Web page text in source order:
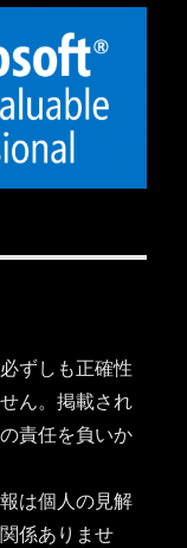
ずしも正確性
ん。掲載され
責任を負いか
は個人の見解
係ありませ